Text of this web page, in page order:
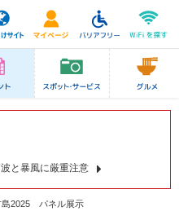
と暴風に厳重注意
島2025 パネル展示